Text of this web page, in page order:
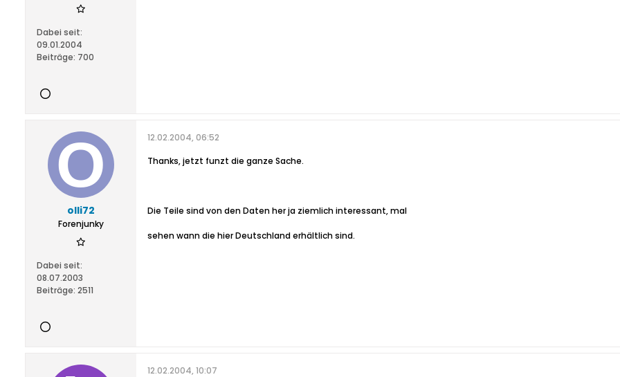
Dabei seit:
09.01.2004
Beiträge: 700
olli72
Forenjunky
Dabei seit:
08.07.2003
Beiträge: 2511
12.02.2004, 06:52
Thanks, jetzt funzt die ganze Sache.
Die Teile sind von den Daten her ja ziemlich interessant, mal
sehen wann die hier Deutschland erhältlich sind.
12.02.2004, 10:07